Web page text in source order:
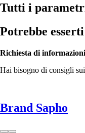
Tutti i
Potrebbe
Richiesta di
Hai bisogno di consigli
Brand Sapho